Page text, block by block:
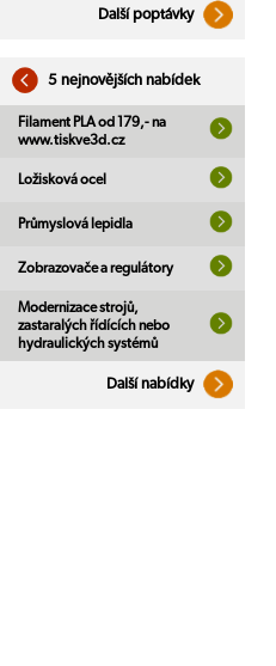
Další poptávky
5 nejnovějších nabídek
Filament PLA od 179,- na
www.tiskve3d.cz
Ložisková ocel
Průmyslová lepidla
Zobrazovače a regulátory
Modernizace strojů,
zastaralých řídících nebo
hydraulických systémů
Další nabídky